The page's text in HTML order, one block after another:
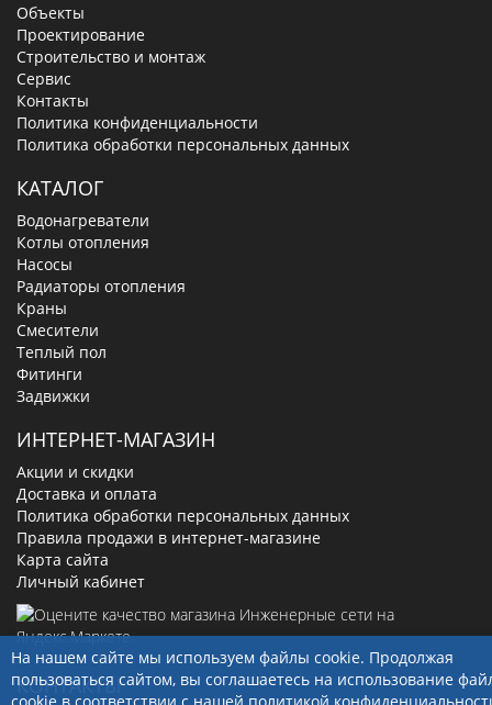
Объекты
Проектирование
Строительство и монтаж
Сервис
Контакты
Политика конфиденциальности
Политика обработки персональных данных
КАТАЛОГ
Водонагреватели
Котлы отопления
Насосы
Радиаторы отопления
Краны
Смесители
Теплый пол
Фитинги
Задвижки
ИНТЕРНЕТ-МАГАЗИН
Акции и скидки
Доставка и оплата
Политика обработки персональных данных
Правила продажи в интернет-магазине
Карта сайта
Личный кабинет
КОНТАКТЫ
На нашем сайте мы используем файлы cookie. Продолжая
пользоваться сайтом, вы соглашаетесь на использование